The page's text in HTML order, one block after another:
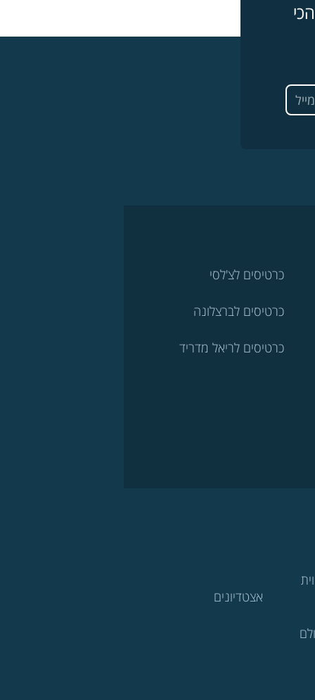
כרטיסים לצ'לסי
כרטיסים לברצלונה
כרטיסים לריאל מדריד
אצטדיונים